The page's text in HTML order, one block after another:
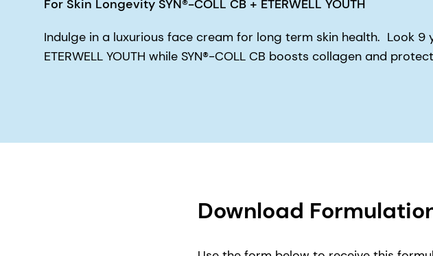
For Skin Longevity SYN®-COLL CB + ETERWELL YOUTH
Indulge in a luxurious face cream for long term skin health. Look 9
ETERWELL YOUTH while SYN®-COLL CB boosts collagen and
Download